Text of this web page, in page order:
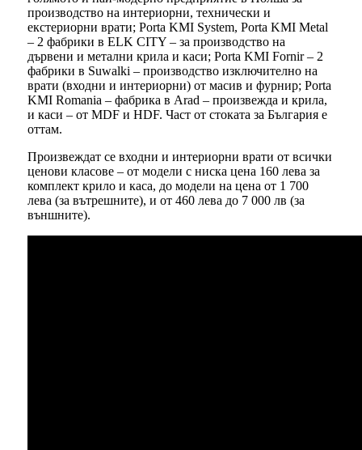
производство на интериорни, технически и
екстериорни врати; Porta KMI System, Porta KMI Metal
– 2 фабрики в ELK CITY – за производство на
дървени и метални крила и каси; Porta KMI Fornir – 2
фабрики в Suwalki – производство изключително на
врати (входни и интериорни) от масив и фурнир; Porta
KMI Romania – фабрика в Arad – произвежда и крила,
и каси – от MDF и HDF. Част от стоката за България е
оттам.
Произвеждат се входни и интериорни врати от всички
ценови класове – от модели с ниска цена 160 лева за
комплект крило и каса, до модели на цена от 1 700
лева (за вътрешните), и от 460 лева до 7 000 лв (за
външните).